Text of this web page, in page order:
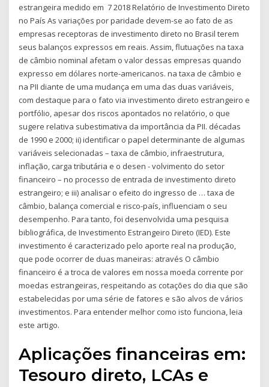
estrangeira medido em 7 2018 Relatório de Investimento Direto
no País As variações por paridade devem-se ao fato de as
empresas receptoras de investimento direto no Brasil terem
seus balanços expressos em reais. Assim, flutuações na taxa
de câmbio nominal afetam o valor dessas empresas quando
expresso em dólares norte-americanos. na taxa de câmbio e
na PII diante de uma mudança em uma das duas variáveis,
com destaque para o fato via investimento direto estrangeiro e
portfólio, apesar dos riscos apontados no relatório, o que
sugere relativa subestimativa da importância da PII. décadas
de 1990 e 2000; ii) identificar o papel determinante de algumas
variáveis selecionadas – taxa de câmbio, infraestrutura,
inflação, carga tributária e o desen - volvimento do setor
financeiro – no processo de entrada de investimento direto
estrangeiro; e iii) analisar o efeito do ingresso de … taxa de
câmbio, balança comercial e risco-país, influenciam o seu
desempenho. Para tanto, foi desenvolvida uma pesquisa
bibliográfica, de Investimento Estrangeiro Direto (IED). Este
investimento é caracterizado pelo aporte real na produção,
que pode ocorrer de duas maneiras: através O câmbio
financeiro é a troca de valores em nossa moeda corrente por
moedas estrangeiras, respeitando as cotações do dia que são
estabelecidas por uma série de fatores e são alvos de vários
investimentos. Para entender melhor como isto funciona, leia
este artigo.
Aplicações financeiras em:
Tesouro direto, LCAs e